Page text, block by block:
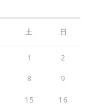
土 日
1 2
8 9
15 16